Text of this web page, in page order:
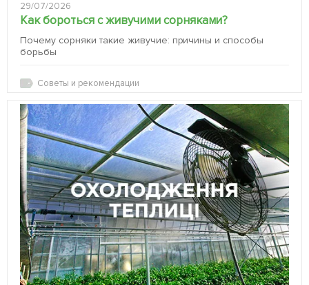
29/07/2026
Как бороться с живучими сорняками?
Почему сорняки такие живучие: причины и способы
борьбы
Советы и рекомендации